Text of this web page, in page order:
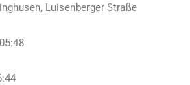
Luisenberger Straße